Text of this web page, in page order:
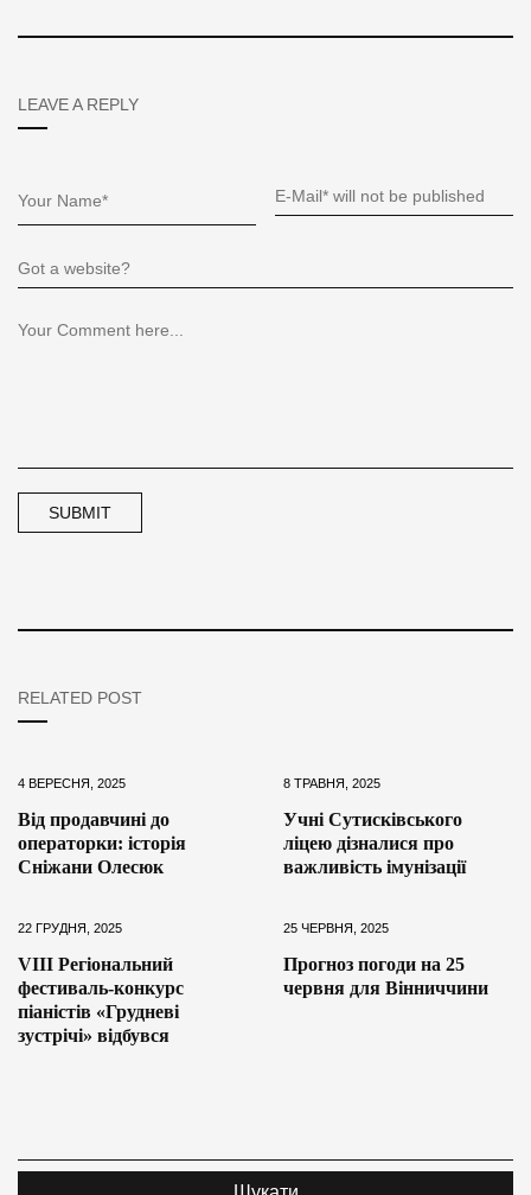
LEAVE A REPLY
RELATED POST
4 ВЕРЕСНЯ, 2025
Від продавчині до
операторки: історія
Сніжани Олесюк
8 ТРАВНЯ, 2025
Учні Сутисківського
ліцею дізналися про
важливість імунізації
22 ГРУДНЯ, 2025
VIII Регіональний
фестиваль-конкурс
піаністів «Грудневі
зустрічі» відбувся
25 ЧЕРВНЯ, 2025
Прогноз погоди на 25
червня для Вінниччини